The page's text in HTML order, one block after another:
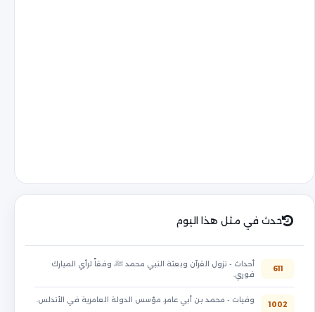
حدث في مثل هذا اليوم
611
أحداث - نزول القرآن وبعثة النبي محمد ﷺ، وفقاً لرأي المبارك
فوري.
1002
وفيات - محمد بن أبي عامر، مؤسس الدولة العامرية في الأندلس.